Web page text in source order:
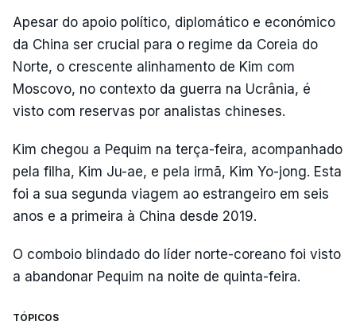
Apesar do apoio político, diplomático e económico
da China ser crucial para o regime da Coreia do
Norte, o crescente alinhamento de Kim com
Moscovo, no contexto da guerra na Ucrânia, é
visto com reservas por analistas chineses.
Kim chegou a Pequim na terça-feira, acompanhado
pela filha, Kim Ju-ae, e pela irmã, Kim Yo-jong. Esta
foi a sua segunda viagem ao estrangeiro em seis
anos e a primeira à China desde 2019.
O comboio blindado do líder norte-coreano foi visto
a abandonar Pequim na noite de quinta-feira.
TÓPICOS